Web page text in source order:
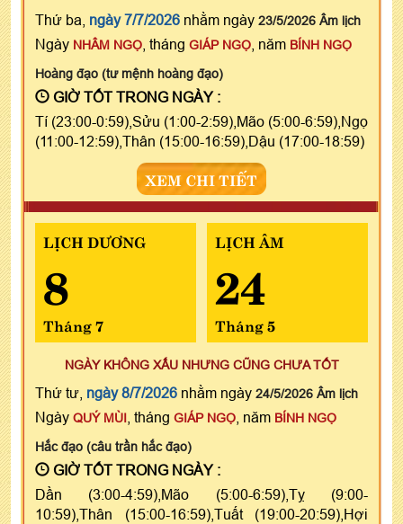
Thứ ba, ngày 7/7/2026 nhằm ngày 23/5/2026 Âm lịch
Ngày NHÂM NGỌ , tháng GIÁP NGỌ , năm BÍNH NGỌ
Hoàng đạo (tư mệnh hoàng đạo)
GIỜ TỐT TRONG NGÀY :
Tí (23:00-0:59),Sửu (1:00-2:59),Mão (5:00-6:59),Ngọ
(11:00-12:59),Thân (15:00-16:59),Dậu (17:00-18:59)
XEM CHI TIẾT
LỊCH DƯƠNG
8
Tháng 7
LỊCH ÂM
24
Tháng 5
NGÀY KHÔNG XẤU NHƯNG CŨNG CHƯA TỐT
Thứ tư, ngày 8/7/2026 nhằm ngày 24/5/2026 Âm lịch
Ngày QUÝ MÙI , tháng GIÁP NGỌ , năm BÍNH NGỌ
Hắc đạo (câu trần hắc đạo)
GIỜ TỐT TRONG NGÀY :
Dần (3:00-4:59),Mão (5:00-6:59),Tỵ (9:00-
10:59),Thân (15:00-16:59),Tuất (19:00-20:59),Hợi